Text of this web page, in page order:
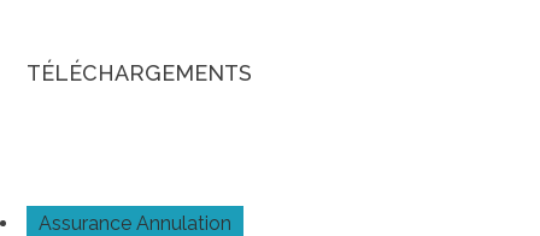
TÉLÉCHARGEMENTS
Assurance Annulation